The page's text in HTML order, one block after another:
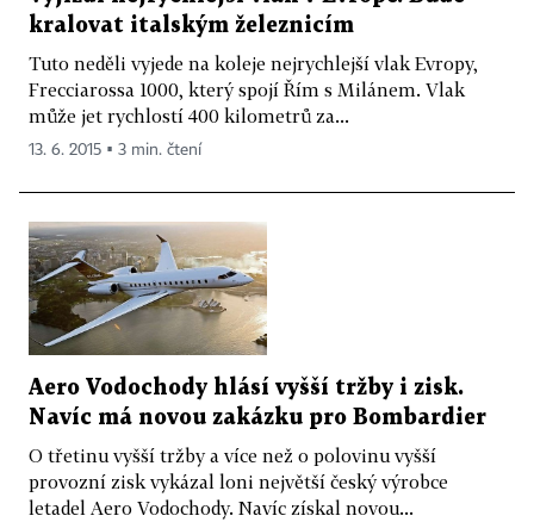
kralovat italským železnicím
Tuto neděli vyjede na koleje nejrychlejší vlak Evropy,
Frecciarossa 1000, který spojí Řím s Milánem. Vlak
může jet rychlostí 400 kilometrů za...
13. 6. 2015 ▪ 3 min. čtení
Aero Vodochody hlásí vyšší tržby i zisk.
Navíc má novou zakázku pro Bombardier
O třetinu vyšší tržby a více než o polovinu vyšší
provozní zisk vykázal loni největší český výrobce
letadel Aero Vodochody. Navíc získal novou...